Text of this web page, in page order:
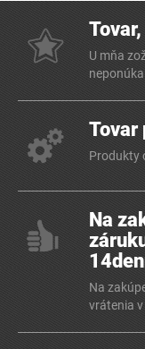
U mňa
neponúka
Tovar
Produkty
Na
Na
vrátenia